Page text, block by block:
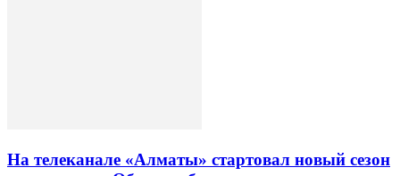
На телеканале «Алматы» стартовал новый сезон